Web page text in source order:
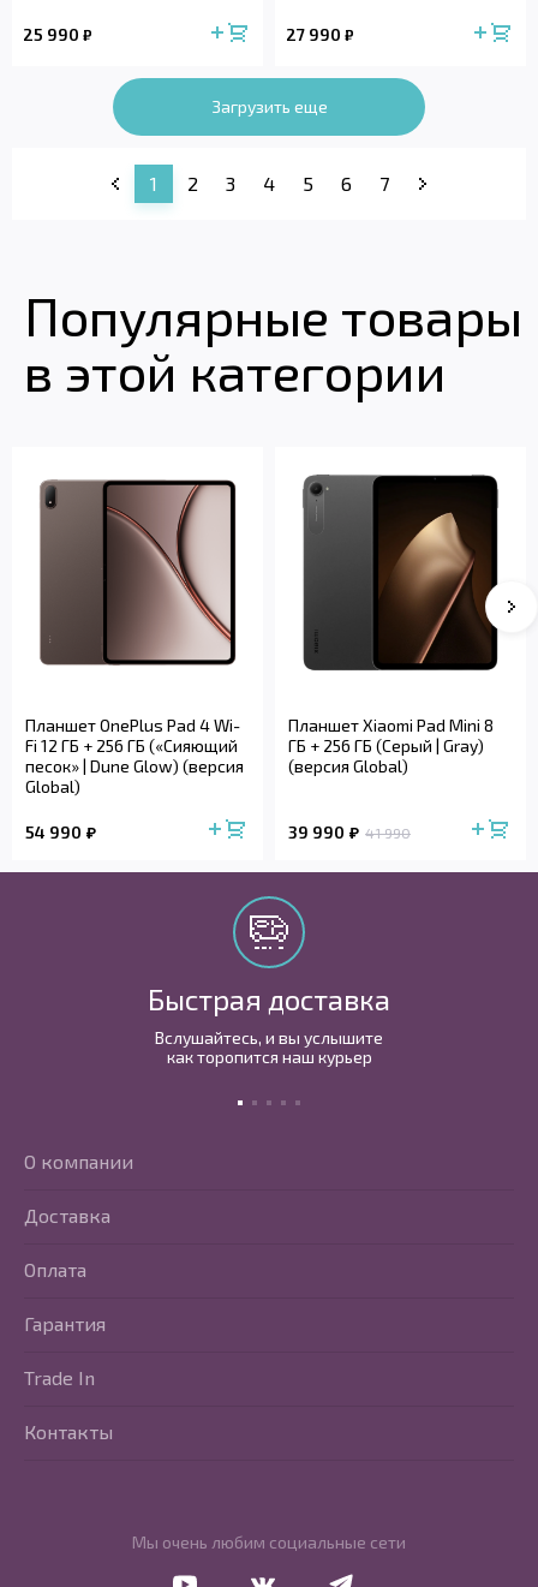
25 990 ₽ 27 990 ₽
Загрузить еще
1 2 3 4 5 6 7
Популярные товары
в этой категории
Планшет OnePlus Pad 4 Wi-
Fi 12 ГБ + 256 ГБ («Сияющий
песок» | Dune Glow) (версия
Global)
54 990
Планшет Xiaomi Pad Mini 8
ГБ + 256 ГБ (Серый | Gray)
(версия Global)
39 990 41 990
Быстрая доставка
Вслушайтесь, и вы услышите
как торопится наш курьер
Мы очень любим социальные сети
О компании
Доставка
Оплата
Гарантия
Trade In
Контакты